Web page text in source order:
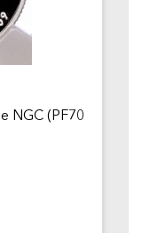
NGC (PF70